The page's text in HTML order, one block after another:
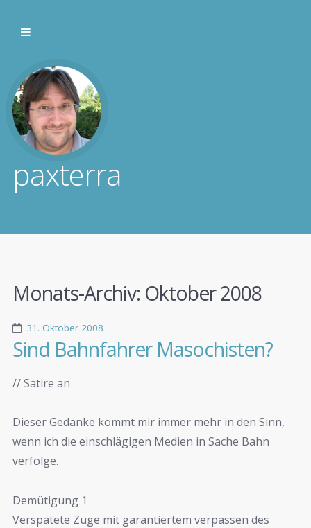
paxterra
Monats-Archiv: Oktober 2008
31. Oktober 2008
Sind Bahnfahrer Masochisten?
// Satire an
Dieser Gedanke kommt mir immer mehr in den Sinn,
wenn ich die einschlägigen Medien in Sache Bahn
verfolge.
Demütigung 1
Verspätete Züge mit garantiertem verpassen des